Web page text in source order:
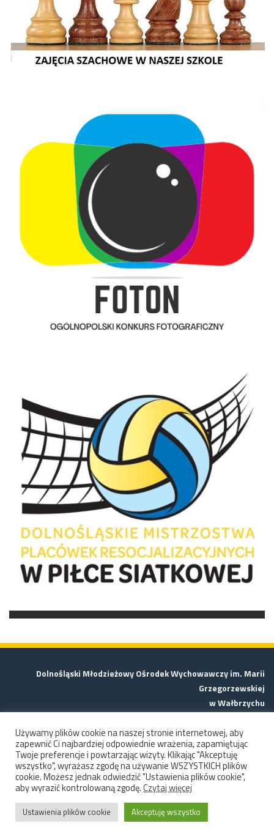
Dolnośląski Młodzieżowy Ośrodek Wychowawczy im. Marii
Grzegorzewskiej
w Wałbrzychu
Tel.74 842-61-28
adres e-mail:sekretariat-walbrzychmow@edu.dolnyslask.pl
Używamy plików cookie na naszej stronie internetowej, aby
zapewnić Ci najbardziej odpowiednie wrażenia, zapamiętując
Twoje preferencje i powtarzając wizyty. Klikając "Akceptuję
wszystko", wyrażasz zgodę na używanie WSZYSTKICH plików
cookie. Możesz jednak odwiedzić "Ustawienia plików cookie",
aby wyrazić kontrolowaną zgodę.Czytaj więcej
Ustawienia plików cookie Akceptuję wszystko